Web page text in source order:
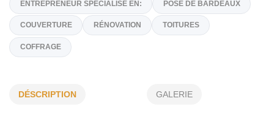
Sur demande
info@toituressl.com
http://www.toituressl.com/
Spécialités
DÉSCRIPTION GALERIE